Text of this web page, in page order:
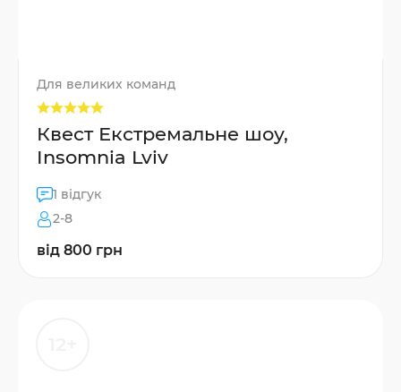
Для великих команд
Квест Екстремальне шоу,
Insomnia Lviv
1 відгук
2-8
від 800 грн